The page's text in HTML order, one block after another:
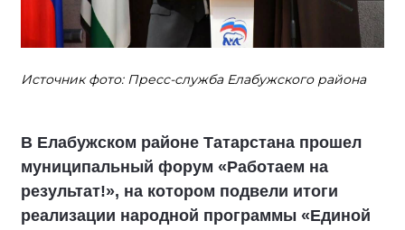
Источник фото: Пресс-служба Елабужского района
В Елабужском районе Татарстана прошел
муниципальный форум «Работаем на
результат!», на котором подвели итоги
реализации народной программы «Единой